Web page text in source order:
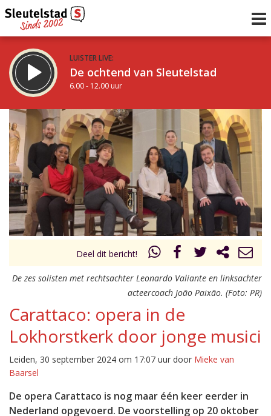
LUISTER LIVE:
De ochtend van Sleutelstad
6.00 - 12.00 uur
STRAKS:
De middag van Sleutelstad
12.00 - 18.00 uur
Vorig uur
uur 1 van 0 Volgend uur
Inklappen
Deel dit bericht!
De zes solisten met rechtsachter Leonardo Valiante en linksachter
acteercoach João Paixão. (Foto: PR)
Carattaco: opera in de
Lokhorstkerk door jonge musici
Leiden, 30 september 2024 om 17:07 uur door Mieke van
Baarsel
De opera Carattaco is nog maar één keer eerder in
Nederland opgevoerd. De voorstelling op 20 oktober